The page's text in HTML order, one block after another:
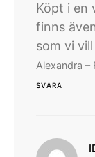
Köpt i en
finns
som vi
Alexandra –
SVARA